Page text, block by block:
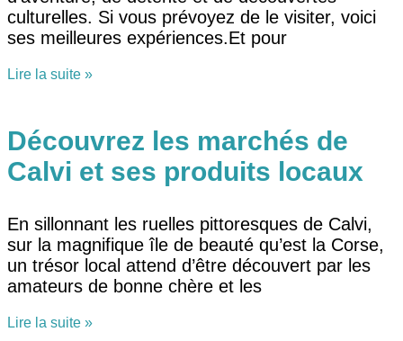
culturelles. Si vous prévoyez de le visiter, voici
ses meilleures expériences.Et pour
Lire la suite »
Découvrez les marchés de
Calvi et ses produits locaux
En sillonnant les ruelles pittoresques de Calvi,
sur la magnifique île de beauté qu’est la Corse,
un trésor local attend d’être découvert par les
amateurs de bonne chère et les
Lire la suite »